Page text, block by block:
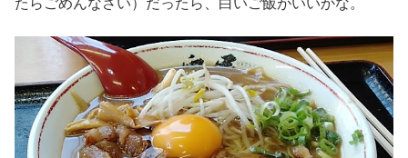
たらごめんなさい）だったら、白いご飯がいいかな。